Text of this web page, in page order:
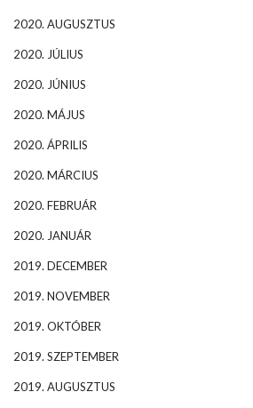
2020. AUGUSZTUS
2020. JÚLIUS
2020. JÚNIUS
2020. MÁJUS
2020. ÁPRILIS
2020. MÁRCIUS
2020. FEBRUÁR
2020. JANUÁR
2019. DECEMBER
2019. NOVEMBER
2019. OKTÓBER
2019. SZEPTEMBER
2019. AUGUSZTUS